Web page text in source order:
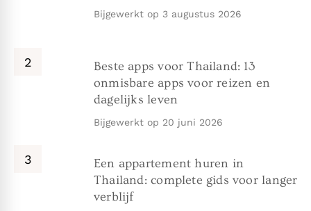
Bijgewerkt op 3 augustus 2026
Beste apps voor Thailand: 13
onmisbare apps voor reizen en
dagelijks leven
Bijgewerkt op 20 juni 2026
Een appartement huren in
Thailand: complete gids voor langer
verblijf